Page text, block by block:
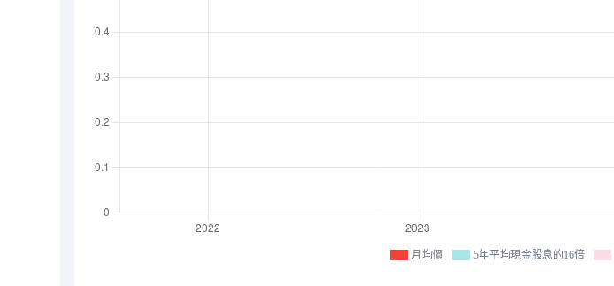
月均價 5年平均現金股息的16倍